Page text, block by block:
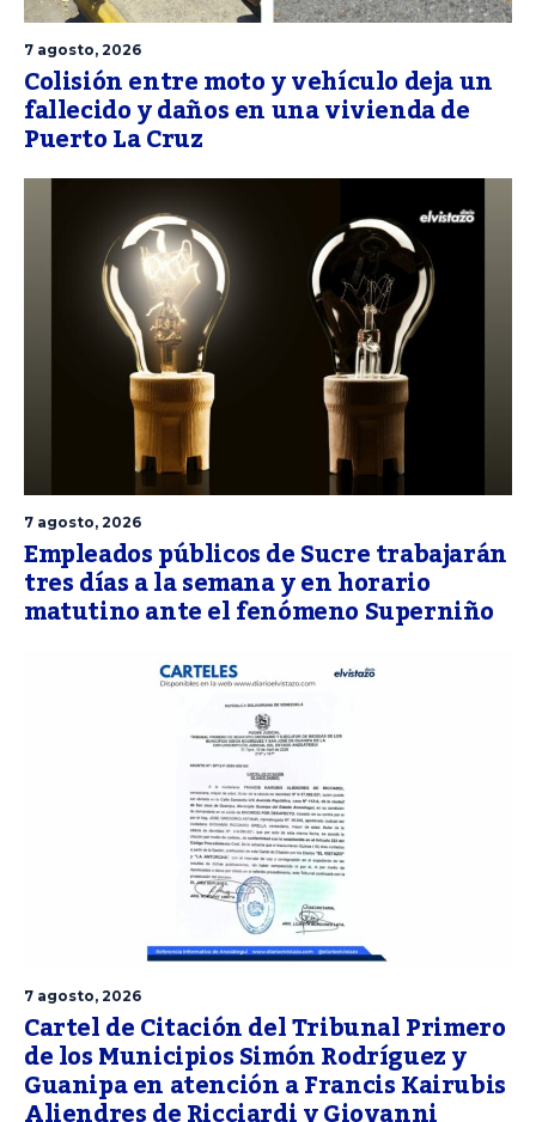
7 agosto, 2026
Colisión entre moto y vehículo deja un
fallecido y daños en una vivienda de
Puerto La Cruz
7 agosto, 2026
Empleados públicos de Sucre trabajarán
tres días a la semana y en horario
matutino ante el fenómeno Superniño
7 agosto, 2026
Cartel de Citación del Tribunal Primero
de los Municipios Simón Rodríguez y
Guanipa en atención a Francis Kairubis